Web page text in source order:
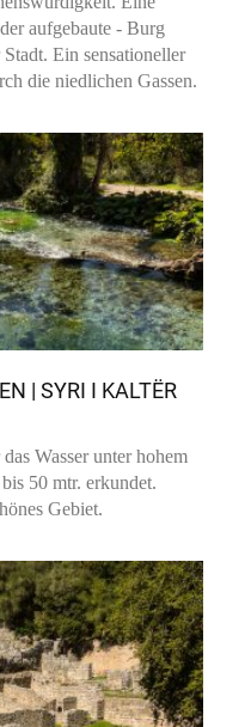
aufgebaute - Burg
Ein sensationeller
die niedlichen Gassen.
| SYRI I KALTËR
Wasser unter hohem
50 mtr. erkundet.
Gebiet.